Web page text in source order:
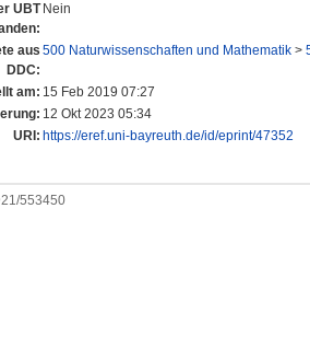
UBT Nein
aus
DDC:
500 Naturwissenschaften und Mathematik >
am: 15 Feb 2019 07:27
12 Okt 2023 05:34
URI: https://eref.uni-bayreuth.de/id/eprint/47352
553450